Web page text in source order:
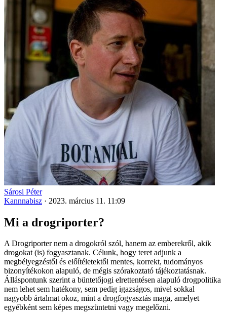
Sárosi Péter
Kannnabisz · 2023. március 11. 11:09
Mi a drogriporter?
A Drogriporter nem a drogokról szól, hanem az emberekről, akik
drogokat (is) fogyasztanak. Célunk, hogy teret adjunk a
megbélyegzéstől és előítéletektől mentes, korrekt, tudományos
bizonyítékokon alapuló, de mégis szórakoztató tájékoztatásnak.
Álláspontunk szerint a büntetőjogi elrettentésen alapuló drogpolitika
nem lehet sem hatékony, sem pedig igazságos, mivel sokkal
nagyobb ártalmat okoz, mint a drogfogyasztás maga, amelyet
egyébként sem képes megszüntetni vagy megelőzni.